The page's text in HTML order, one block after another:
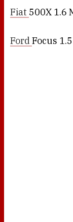
Fiat 500X 1.6
FordFocus